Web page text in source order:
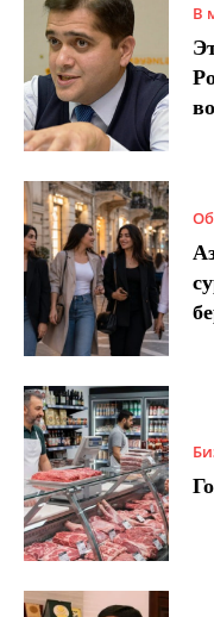
В